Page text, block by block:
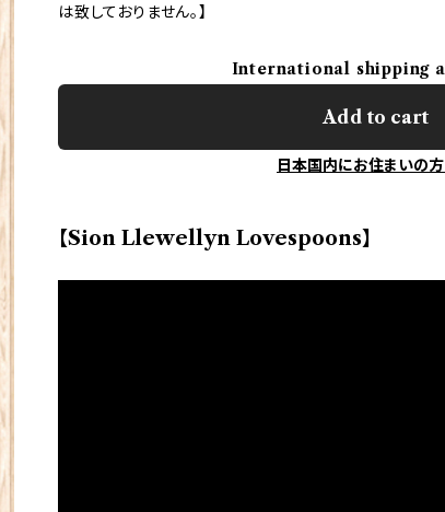
は致しておりません。】
International shipping
Add to cart
日本国内にお住まいの
【Sion Llewellyn Lovespoons】